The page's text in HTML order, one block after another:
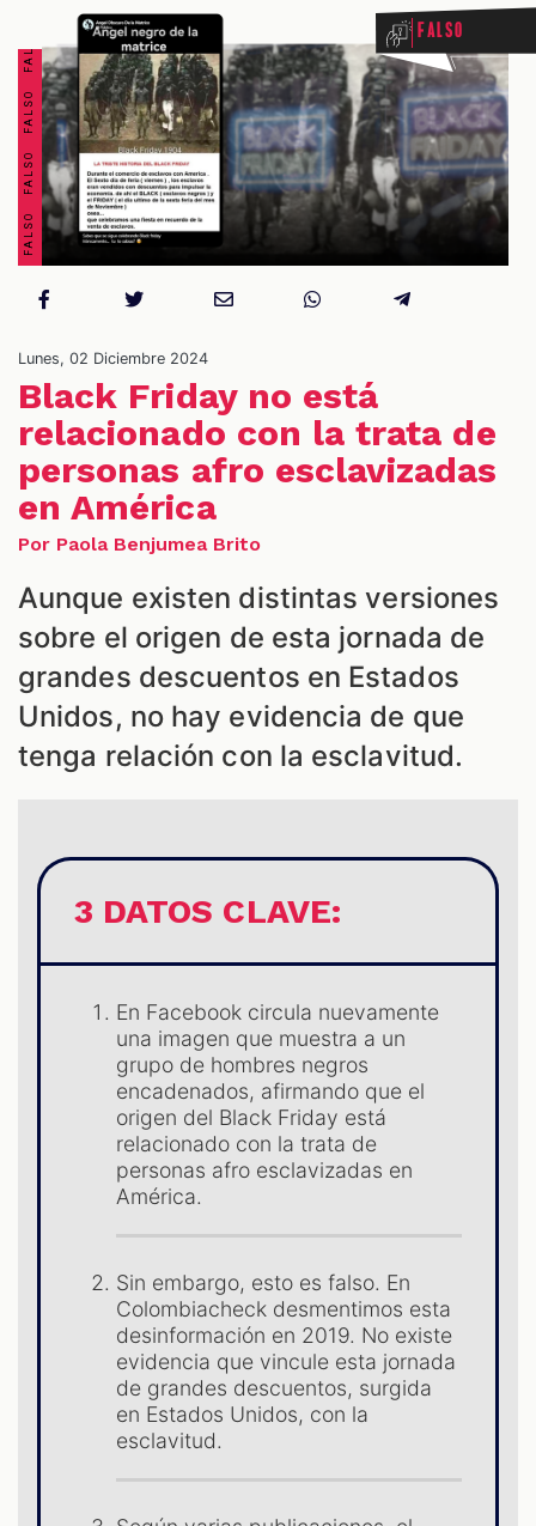
Falso
Lunes, 02 Diciembre 2024
Black Friday no está
relacionado con la trata de
personas afro esclavizadas
en América
Por Paola Benjumea Brito
Aunque existen distintas versiones
sobre el origen de esta jornada de
grandes descuentos en Estados
Unidos, no hay evidencia de que
tenga relación con la esclavitud.
3 DATOS CLAVE:
En Facebook circula nuevamente
una imagen que muestra a un
grupo de hombres negros
encadenados, afirmando que el
origen del Black Friday está
relacionado con la trata de
personas afro esclavizadas en
América.
Sin embargo, esto es falso. En
Colombiacheck desmentimos esta
desinformación en 2019. No existe
evidencia que vincule esta jornada
de grandes descuentos, surgida
en Estados Unidos, con la
esclavitud.